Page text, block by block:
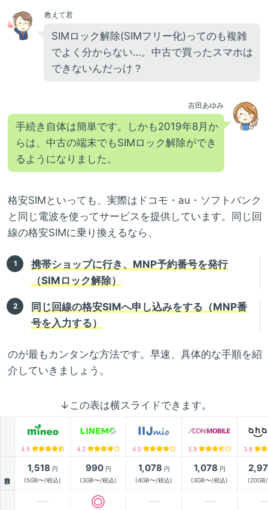
教えて君
SIMロック解除(SIMフリー化)ってのも複雑
でよく分からない…。中古で買ったスマホは
できないんだっけ？
吉田あゆみ
手続き自体は簡単です。しかも2019年8月か
らは、中古の端末でもSIMロック解除ができ
るようになりました。
格安SIMといっても、実際はドコモ・au・ソフトバンク
と同じ電波を使ってサービスを提供しています。同じ回
線の格安SIMに乗り換えるなら、
携帯ショップに行き、MNP予約番号を発行
（SIMロック解除）
同じ回線の格安SIMへ申し込みをする（MNP番
号を入力する）
のが最もカンタンな方法です。早速、具体的な手順を紹
介していきましょう。
↓この表は横スライドできます。
4.5 4.2 4.0 3.9 3.8
1,518 円
(5GB〜/税込)
990円
(3GB〜/税込)
1,078 円
(4GB〜/税込)
1,078 円
(3GB〜/税込)